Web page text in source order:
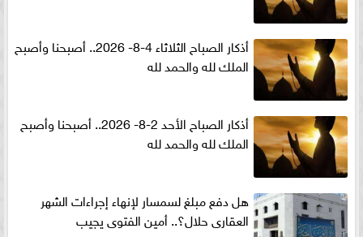
أذكار الصباح الثلاثاء 4-8- 2026.. أصبحنا وأصبح
الملك لله والحمد لله
أذكار الصباح الأحد 2-8- 2026.. أصبحنا وأصبح
الملك لله والحمد لله
هل دفع مبلغ لسمسار لإنهاء إجراءات الشهر
العقارى حلال؟.. أمين الفتوى يجيب